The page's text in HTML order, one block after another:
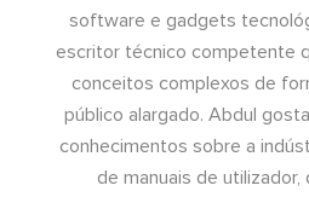
software e gadgets
escritor técnico competente
conceitos complexos de
público alargado. Abdul
conhecimentos sobre a
de manuais de